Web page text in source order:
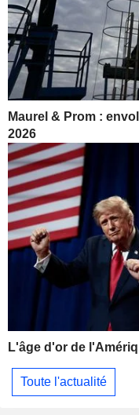
Maurel & Prom :
2026
L'âge d'or de
Toute l'actualité